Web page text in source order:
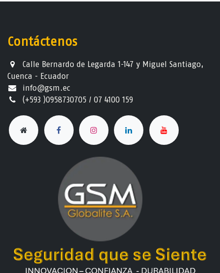
Contáctenos
Calle Bernardo de Legarda 1-147 y Miguel Santiago,
Cuenca - Ecuador
info@gsm.ec​
(+593 )0958730705 / 07 4100 159